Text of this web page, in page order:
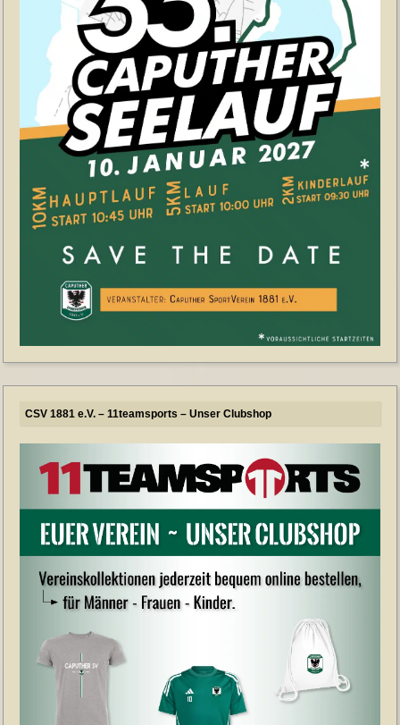
CSV 1881 e.V. – 11teamsports – Unser Clubshop